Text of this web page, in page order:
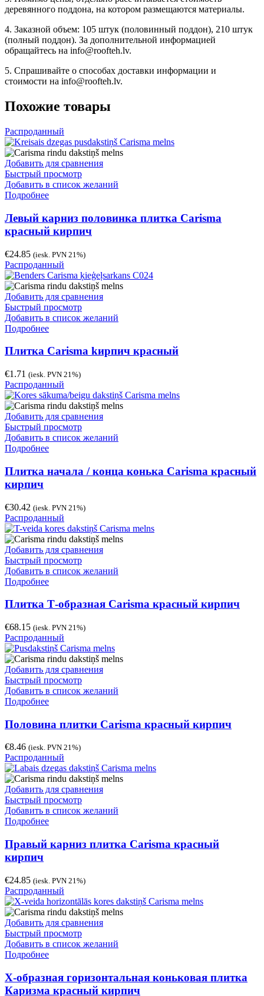
деревянного поддона, на котором размещаются материалы.
4. Заказной объем: 105 штук (половинный поддон), 210 штук
(полный поддон). За дополнительной информацией
обращайтесь на info@roofteh.lv.
5. Спрашивайте о способах доставки информации и
стоимости на info@roofteh.lv.
Похожие товары
Распроданный
Добавить для сравнения
Быстрый просмотр
Добавить в список желаний
Подробнее
Левый карниз половинка плитка Carisma
красный кирпич
€24.85 (iesk. PVN 21%)
Распроданный
Добавить для сравнения
Быстрый просмотр
Добавить в список желаний
Подробнее
Плитка Carisma kирпич красный
€1.71 (iesk. PVN 21%)
Распроданный
Добавить для сравнения
Быстрый просмотр
Добавить в список желаний
Подробнее
Плитка начала / конца конька Carisma красный
кирпич
€30.42 (iesk. PVN 21%)
Распроданный
Добавить для сравнения
Быстрый просмотр
Добавить в список желаний
Подробнее
Плитка Т-образная Carisma красный кирпич
€68.15 (iesk. PVN 21%)
Распроданный
Добавить для сравнения
Быстрый просмотр
Добавить в список желаний
Подробнее
Половина плитки Carisma красный кирпич
€8.46 (iesk. PVN 21%)
Распроданный
Добавить для сравнения
Быстрый просмотр
Добавить в список желаний
Подробнее
Правый карниз плитка Carisma красный
кирпич
€24.85 (iesk. PVN 21%)
Распроданный
Добавить для сравнения
Быстрый просмотр
Добавить в список желаний
Подробнее
Х-образная горизонтальная коньковая плитка
Каризма красный кирпич